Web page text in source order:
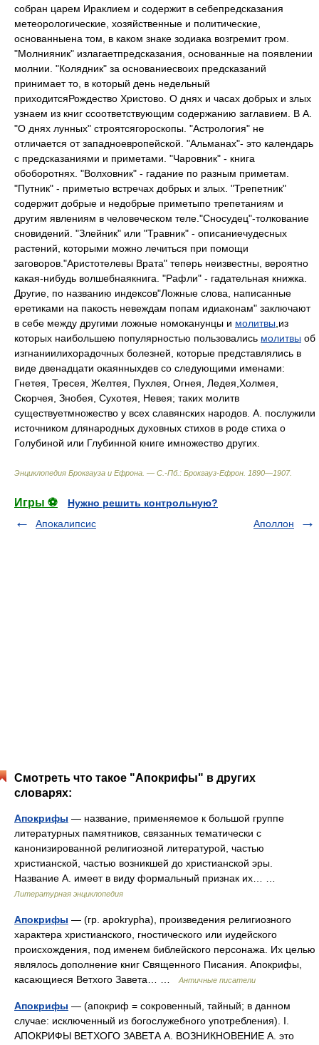
собран царем Ираклием и содержит в себепредсказания
метеорологические, хозяйственные и политические,
основанныена том, в каком знаке зодиака возгремит гром.
"Молнияник" излагаетпредсказания, основанные на появлении
молнии. "Колядник" за основаниесвоих предсказаний
принимает то, в который день недельный
приходитсяРождество Христово. О днях и часах добрых и злых
узнаем из книг ссоответствующим содержанию заглавием. В А.
"О днях лунных" строятсягороскопы. "Астрология" не
отличается от западноевропейской. "Альманах"- это календарь
с предсказаниями и приметами. "Чаровник" - книга
обоборотнях. "Волховник" - гадание по разным приметам.
"Путник" - приметыо встречах добрых и злых. "Трепетник"
содержит добрые и недобрые приметыпо трепетаниям и
другим явлениям в человеческом теле."Сносудец"-толкование
сновидений. "Злейник" или "Травник" - описаниечудесных
растений, которыми можно лечиться при помощи
заговоров."Аристотелевы Врата" теперь неизвестны, вероятно
какая-нибудь волшебнаякнига. "Рафли" - гадательная книжка.
Другие, по названию индексов"Ложные слова, написанные
еретиками на пакость невеждам попам идиаконам" заключают
в себе между другими ложные номоканунцы и молитвы ,из
которых наибольшею популярностью пользовались молитвы об
изгнаниилихорадочных болезней, которые представлялись в
виде двенадцати окаянныхдев со следующими именами:
Гнетея, Тресея, Желтея, Пухлея, Огнея, Ледея,Холмея,
Скорчея, Знобея, Сухотея, Невея; таких молитв
существуетмножество у всех славянских народов. А. послужили
источником длянародных духовных стихов в роде стиха о
Голубиной или Глубинной книге имножество других.
Энциклопедия Брокгауза и Ефрона. — С.-Пб.: Брокгауз-Ефрон 1890—1907.
Игры ⚽
Нужно решить контрольную?
Апокалипсис
Аполлон
Смотреть что такое "Апокрифы" в других
словарях:
Апокрифы — название, применяемое к большой группе
литературных памятников, связанных тематически с
канонизированной религиозной литературой, частью
христианской, частью возникшей до христианской эры.
Название А. имеет в виду формальный признак их… …
Литературная энциклопедия
Апокрифы — (гр. apokrypha), произведения религиозного
характера христианского, гностического или иудейского
происхождения, под именем библейского персонажа. Их целью
являлось дополнение книг Священного Писания. Апокрифы,
касающиеся Ветхого Завета… …
Античные писатели
Апокрифы — (апокриф = сокровенный, тайный; в данном
случае: исключенный из богослужебного употребления). I.
АПОКРИФЫ ВЕТХОГО ЗАВЕТА А. ВОЗНИКНОВЕНИЕ А. это